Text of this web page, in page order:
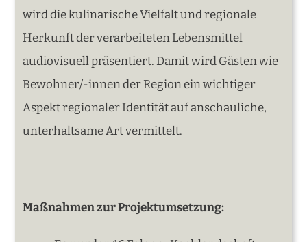
wird die kulinarische Vielfalt und regionale
Herkunft der verarbeiteten Lebensmittel
audiovisuell präsentiert. Damit wird Gästen wie
Bewohner/-innen der Region ein wichtiger
Aspekt regionaler Identität auf anschauliche,
unterhaltsame Art vermittelt.
Maßnahmen zur Projektumsetzung: